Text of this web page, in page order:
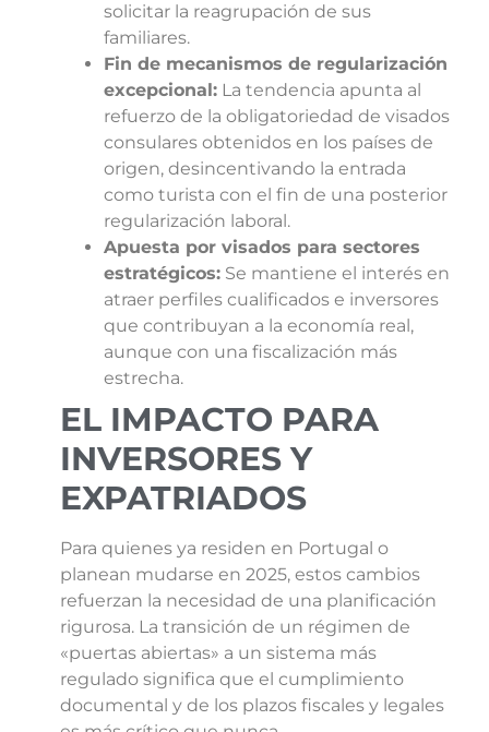
solicitar la reagrupación de sus
familiares.
Fin de mecanismos de regularización
excepcional: La tendencia apunta al
refuerzo de la obligatoriedad de visados
consulares obtenidos en los países de
origen, desincentivando la entrada
como turista con el fin de una posterior
regularización laboral.
Apuesta por visados para sectores
estratégicos: Se mantiene el interés en
atraer perfiles cualificados e inversores
que contribuyan a la economía real,
aunque con una fiscalización más
estrecha.
EL IMPACTO PARA
INVERSORES Y
EXPATRIADOS
Para quienes ya residen en Portugal o
planean mudarse en 2025, estos cambios
refuerzan la necesidad de una planificación
rigurosa. La transición de un régimen de
«puertas abiertas» a un sistema más
regulado significa que el cumplimiento
documental y de los plazos fiscales y legales